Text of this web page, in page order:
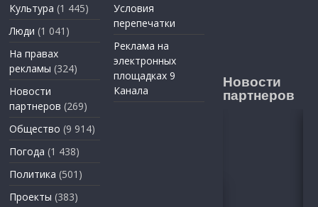
Культура (1 445)
Люди (1 041)
На правах
рекламы (324)
Новости
партнеров (269)
Общество (9 914)
Погода (1 438)
Политика (501)
Проекты (383)
Условия
перепечатки
Реклама на
электронных
площадках 9
Канала
Новости
партнеров